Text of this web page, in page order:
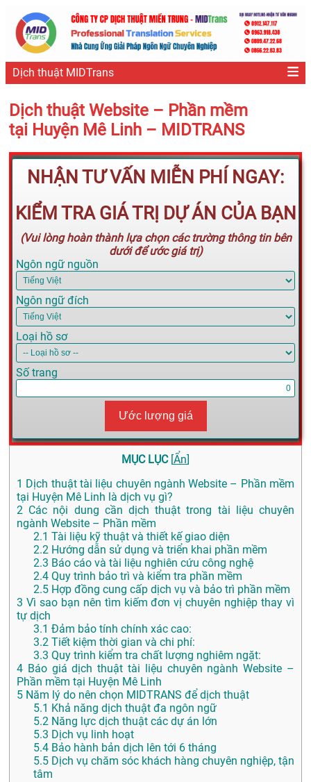
Dịch thuật MIDTrans
Dịch thuật Website – Phần mềm
tại Huyện Mê Linh – MIDTRANS
NHẬN TƯ VẤN MIỄN PHÍ NGAY:
KIỂM TRA GIÁ TRỊ DỰ ÁN CỦA BẠN
(Vui lòng hoàn thành lựa chọn các trường thông tin bên
dưới để ước giá trị)
Ngôn ngữ nguồn
Ngôn ngữ đích
Loại hồ sơ
Số trang
Ước lượng giá
MỤC LỤC [Ẩn]
1 Dịch thuật tài liệu chuyên ngành Website – Phần mềm
tại Huyện Mê Linh là dịch vụ gì?
2 Các nội dung cần dịch thuật trong tài liệu chuyên
ngành Website – Phần mềm
2.1 Tài liệu kỹ thuật và thiết kế giao diện
2.2 Hướng dẫn sử dụng và triển khai phần mềm
2.3 Báo cáo và tài liệu nghiên cứu công nghệ
2.4 Quy trình bảo trì và kiểm tra phần mềm
2.5 Hợp đồng cung cấp dịch vụ và bảo trì phần mềm
3 Vì sao bạn nên tìm kiếm đơn vị chuyên nghiệp thay vì
tự dịch
3.1 Đảm bảo tính chính xác cao:
3.2 Tiết kiệm thời gian và chi phí:
3.3 Quy trình kiểm tra chất lượng nghiêm ngặt:
4 Báo giá dịch thuật tài liệu chuyên ngành Website –
Phần mềm tại Huyện Mê Linh
5 Năm lý do nên chọn MIDTRANS để dịch thuật
5.1 Khả năng dịch thuật đa ngôn ngữ
5.2 Năng lực dịch thuật các dự án lớn
5.3 Dịch vụ linh hoạt
5.4 Bảo hành bản dịch lên tới 6 tháng
5.5 Dịch vụ chăm sóc khách hàng chuyên nghiệp, tận
tâm